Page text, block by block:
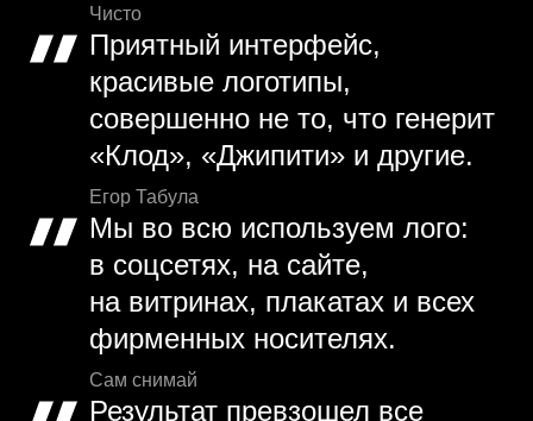
Чисто
Приятный интерфейс,
красивые логотипы,
совершенно не то, что генерит
«Клод», «Джипити» и другие.
Егор Табула
Мы во всю используем лого:
в соцсетях, на сайте,
на витринах, плакатах и всех
фирменных носителях.
Сам снимай
Результат превзошел все